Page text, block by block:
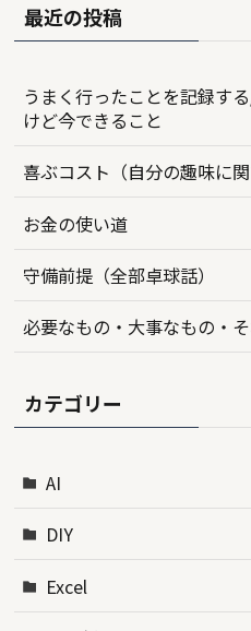
最近の投稿
うまく行ったことを記録す
けど今できること
喜ぶコスト（自分の趣味に関
お金の使い道
守備前提（全部卓球話）
必要なもの・大事なもの・
カテゴリー
AI
DIY
Excel